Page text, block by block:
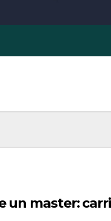
un master: